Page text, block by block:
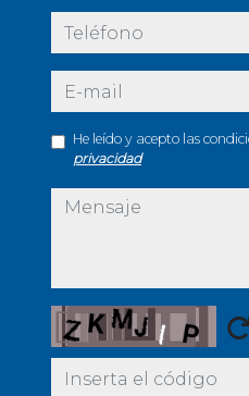
teléfono
e-mail
He leído y acepto las
privacidad
mensaje
Captcha